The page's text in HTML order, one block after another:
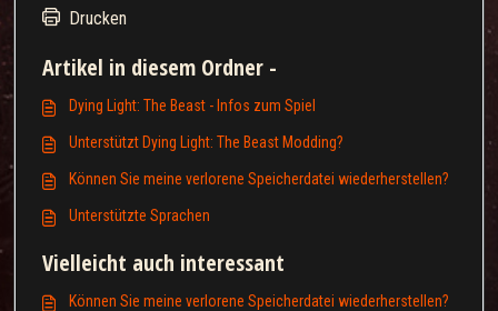
Drucken
Artikel in diesem Ordner -
Dying Light: The Beast - Infos zum Spiel
Unterstützt Dying Light: The Beast Modding?
Können Sie meine verlorene Speicherdatei wiederherstellen?
Unterstützte Sprachen
Vielleicht auch interessant
Können Sie meine verlorene Speicherdatei wiederherstellen?